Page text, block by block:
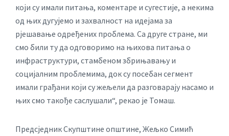
који су имали питања, коментаре и сугестије, а некима
од њих дугујемо и захвалност на идејама за
рјешавање одређених проблема. Са друге стране, ми
смо били ту да одговоримо на њихова питања о
инфраструктури, стамбеном збрињавању и
социјалним проблемима, док су посебан сегмент
имали грађани који су жељели да разговарају насамо и
њих смо такође саслушали“, рекао је Томаш.
Предсједник Скупштине општине, Жељко Симић